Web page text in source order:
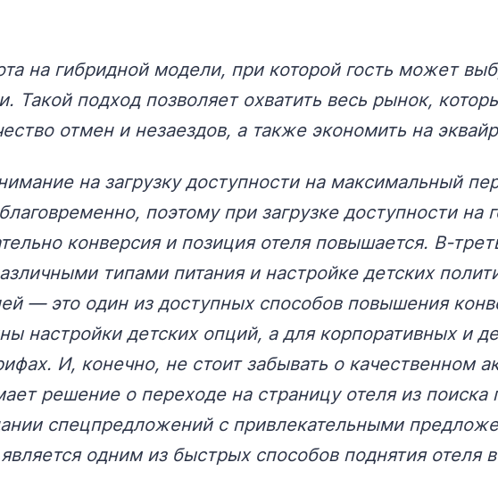
на гибридной модели, при которой гость может
Такой подход позволяет охватить весь рынок,
отмен и незаездов, а также экономить на
на загрузку доступности на максимальный
поэтому при загрузке доступности на
конверсия и позиция отеля повышается. В-
типами питания и настройке детских
— это один из доступных способов повышения
настройки детских опций, а для корпоративных и
И, конечно, не стоит забывать о качественном
решение о переходе на страницу отеля из поиска
спецпредложений с привлекательными
одним из быстрых способов поднятия отеля